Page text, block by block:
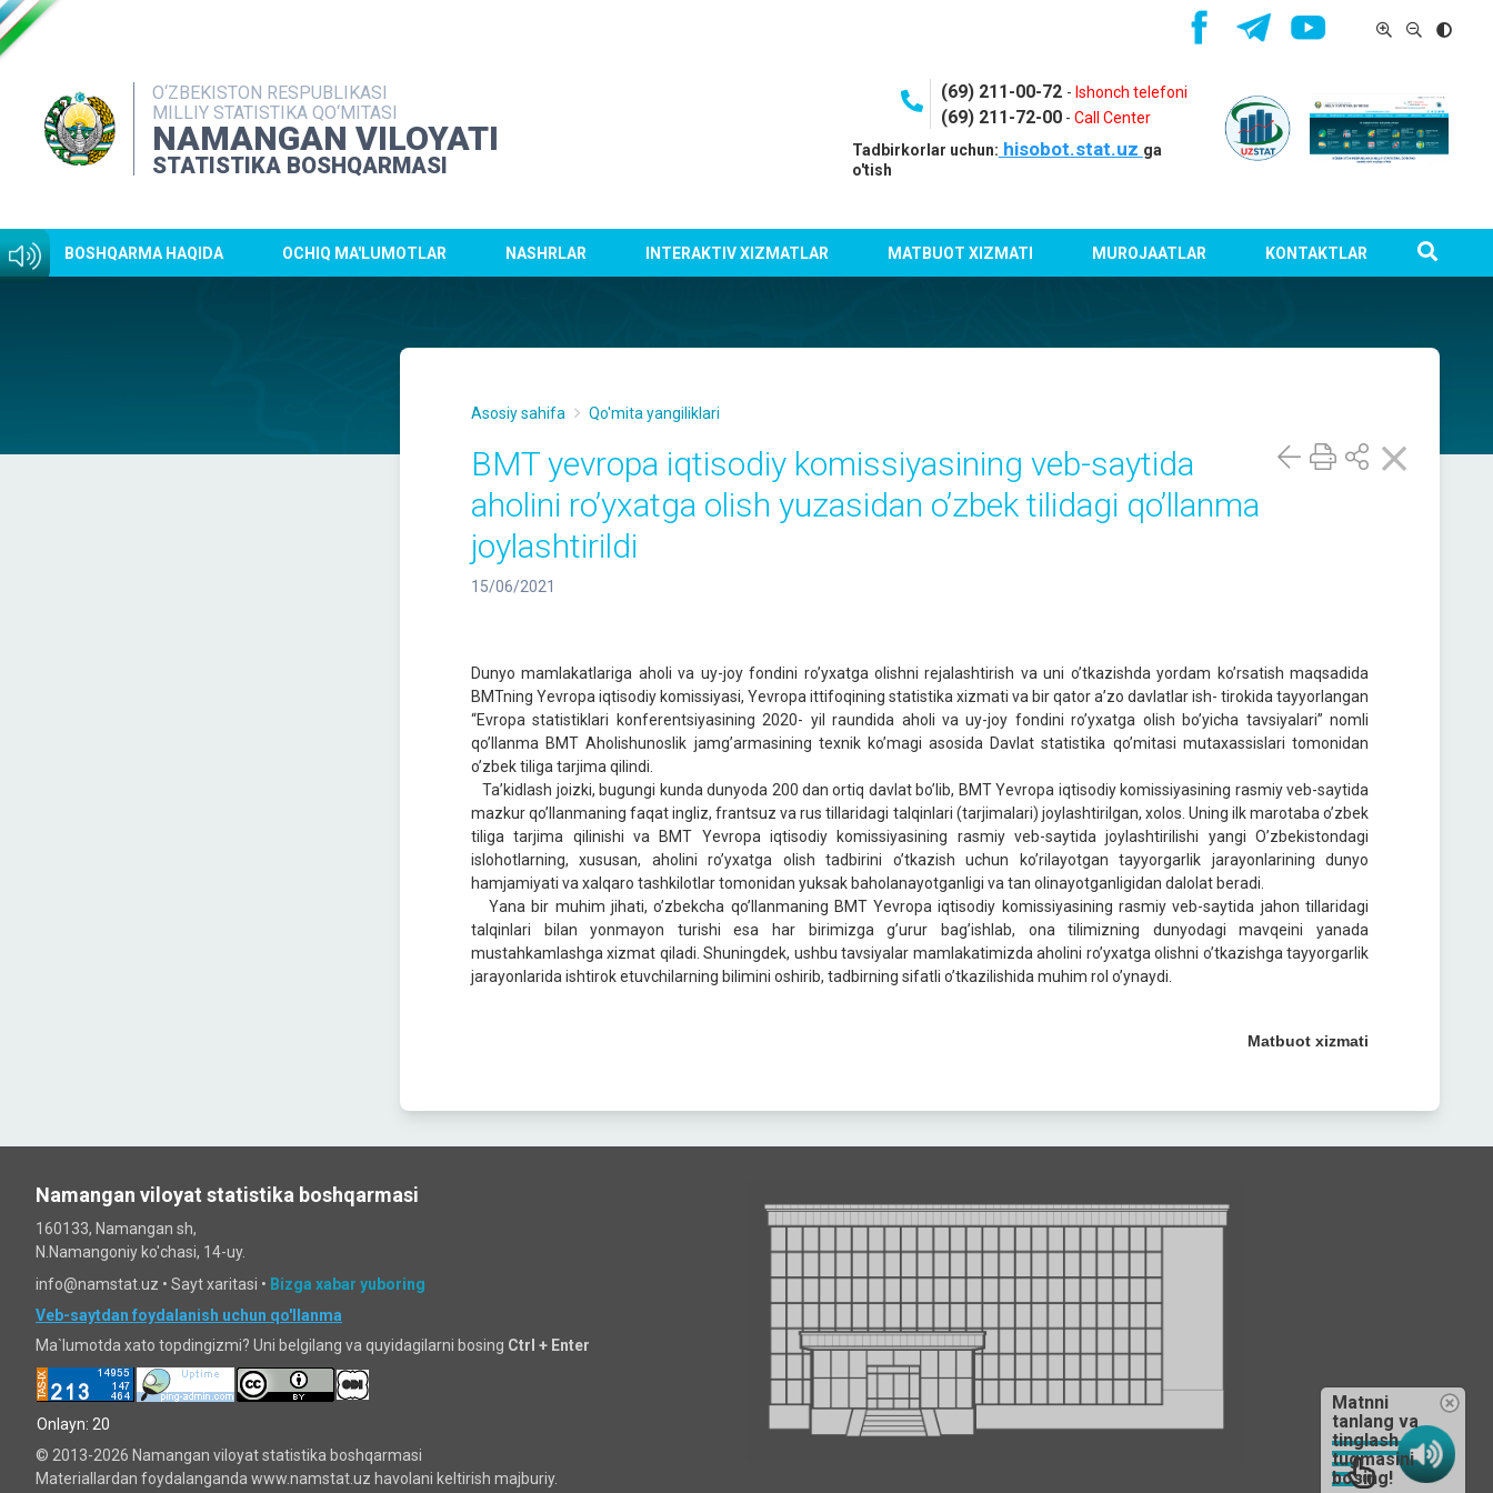
O‘ZBEKISTON RESPUBLIKASI
MILLIY STATISTIKA QO‘MITASI
NAMANGAN VILOYATI
STATISTIKA BOSHQARMASI
(69) 211-00-72 - Ishonch telefoni
(69) 211-72-00- Call Center
Tadbirkorlar uchun: hisobot.stat.uz ga
o'tish
BOSHQARMA HAQIDA OCHIQ MA'LUMOTLAR NASHRLAR INTERAKTIV XIZMATLAR MATBUOT XIZMATI MUROJAATLAR KONTAKTLAR
Asosiy sahifa Qo'mita yangiliklari
BMT yevropа iqtisodiy komissiyasining veb-sаytidа
aholini roʼyxаtgа olish yuzаsidаn oʼzbek tilidаgi qoʼllаnmа
joylashtirildi
15/06/2021
Dunyo mamlakatlariga aholi va uy-joy fondini roʼyxatga olishni rejalashtirish va uni oʼtkazishda yordam koʼrsatish maqsadida
BMTning Yevropa iqtisodiy komissiyasi, Yevropa ittifoqining statistika xizmati va bir qator aʼzo davlatlar ish- tirokida tayyorlangan
“Evropa statistiklari konferentsiyasining 2020- yil raundida aholi va uy-joy fondini roʼyxatga olish boʼyicha tavsiyalari” nomli
qoʼllanma BMT Аholishunoslik jamgʼarmasining texnik koʼmagi asosida Davlat statistika qoʼmitasi mutaxassislari tomonidan
oʼzbek tiliga tarjima qilindi.
Taʼkidlash joizki, bugungi kunda dunyoda 200 dan ortiq davlat boʼlib, BMT Yevropa iqtisodiy komissiyasining rasmiy veb-saytida
mazkur qoʼllanmaning faqat ingliz, frantsuz va rus tillaridagi talqinlari (tarjimalari) joylashtirilgan, xolos. Uning ilk marotaba oʼzbek
tiliga tarjima qilinishi va BMT Yevropa iqtisodiy komissiyasining rasmiy veb-saytida joylashtirilishi yangi Oʼzbekistondagi
islohotlarning, xususan, aholini roʼyxatga olish tadbirini oʼtkazish uchun koʼrilayotgan tayyorgarlik jarayonlarining dunyo
hamjamiyati va xalqaro tashkilotlar tomonidan yuksak baholanayotganligi va tan olinayotganligidan dalolat beradi.
Yana bir muhim jihati, oʼzbekcha qoʼllanmaning BMT Yevropa iqtisodiy komissiyasining rasmiy veb-saytida jahon tillaridagi
talqinlari bilan yonmayon turishi esa har birimizga gʼurur bagʼishlab, ona tilimizning dunyodagi mavqeini yanada
mustahkamlashga xizmat qiladi. Shuningdek, ushbu tavsiyalar mamlakatimizda aholini roʼyxatga olishni oʼtkazishga tayyorgarlik
jarayonlarida ishtirok etuvchilarning bilimini oshirib, tadbirning sifatli oʼtkazilishida muhim rol oʼynaydi.
Matbuot xizmati
Namangan viloyat statistika boshqarmasi
160133, Namangan sh,
N.Namangoniy ko'chasi, 14-uy.
info@namstat.uz • Sayt xaritasi • Bizga xabar yuboring
Veb-saytdan foydalanish uchun qo'llanma
Ma`lumotda xato topdingizmi? Uni belgilang va quyidagilarni bosing Ctrl + Enter
Onlayn: 20
© 2013-2026 Namangan viloyat statistika boshqarmasi
Materiallardan foydalanganda www.namstat.uz havolani keltirish majburiy.
Matnni
tanlang va
tinglash
tugmasini
bosing!